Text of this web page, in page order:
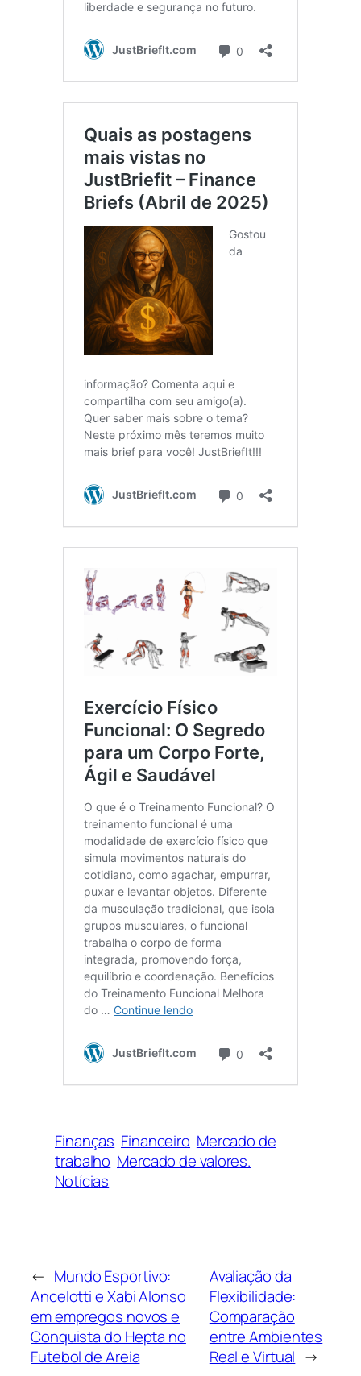
Finanças Financeiro Mercado de
trabalho Mercado de valores.
Notícias
← Mundo Esportivo:
Ancelotti e Xabi Alonso
em empregos novos e
Conquista do Hepta no
Futebol de Areia
Avaliação da
Flexibilidade:
Comparação
entre Ambientes
Real e Virtual →